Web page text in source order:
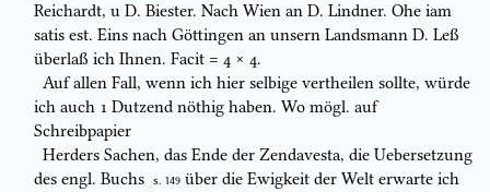
Reichardt, u D. Biester. Nach Wien an D. Lindner. Ohe iam
satis est. Eins nach Göttingen an unsern Landsmann D. Leß
überlaß ich Ihnen. Facit = 4 × 4.
Auf allen Fall, wenn ich hier selbige vertheilensollte, würde
ich auch 1 Dutzend nöthig haben. Wo mögl. auf
Schreibpapier
Herders Sachen, das Ende der Zendavesta, die Uebersetzung
des engl. Buchs
S. 149 über die Ewigkeit der Welt erwarte ich